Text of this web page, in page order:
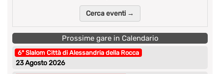
Cerca eventi →
Prossime gare in Calendario
6° Slalom Città di Alessandria della Rocca
23 Agosto 2026